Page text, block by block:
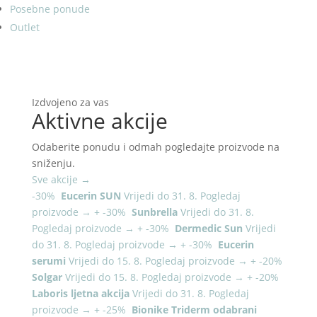
Posebne ponude
Outlet
Izdvojeno za vas
Aktivne akcije
Odaberite ponudu i odmah pogledajte proizvode na
sniženju.
Sve akcije →
-30% Eucerin SUN Vrijedi do 31. 8. Pogledaj
proizvode → + -30% Sunbrella Vrijedi do 31. 8.
Pogledaj proizvode → + -30% Dermedic Sun Vrijedi
do 31. 8. Pogledaj proizvode → + -30% Eucerin
serumi Vrijedi do 15. 8. Pogledaj proizvode → + -20%
Solgar Vrijedi do 15. 8. Pogledaj proizvode → + -20%
Laboris ljetna akcija Vrijedi do 31. 8. Pogledaj
proizvode → + -25% Bionike Triderm odabrani